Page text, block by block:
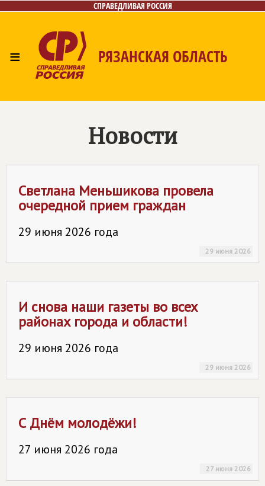
СПРАВЕДЛИВАЯ РОССИЯ
≡ РЯЗАНСКАЯ ОБЛАСТЬ
Новости
Светлана Меньшикова провела
очередной прием граждан
29 июня 2026 года
29 июня 2026
И снова наши газеты во всех
районах города и области!
29 июня 2026 года
29 июня 2026
С Днём молодёжи!
27 июня 2026 года
27 июня 2026